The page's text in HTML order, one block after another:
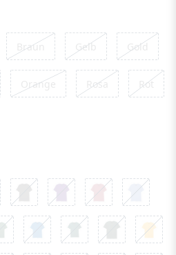
Braun Gelb Gold
Orange Rosa Rot